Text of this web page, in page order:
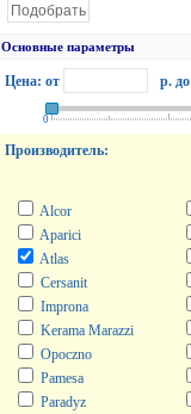
Основные параметры
Цена: от р. до
0
Производитель:
Alcor
Aparici
Atlas
Cersanit
Improna
Kerama Marazzi
Opoczno
Pamesa
Paradyz